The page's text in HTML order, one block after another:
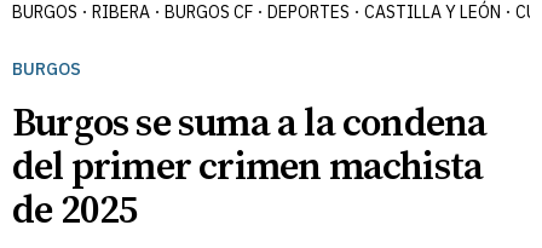
BURGOS RIBERA BURGOS CF DEPORTES CASTILLA Y LEÓN
BURGOS
Burgos se suma a la condena
del primer crimen machista
de 2025